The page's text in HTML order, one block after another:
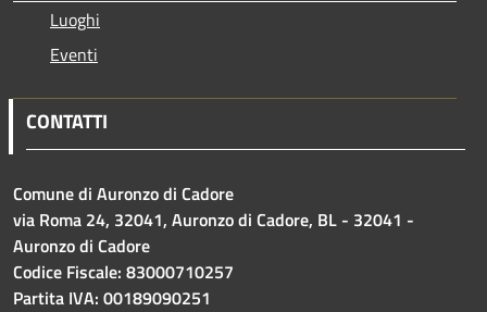
Luoghi
Eventi
CONTATTI
Comune di Auronzo di Cadore
via Roma 24, 32041, Auronzo di Cadore, BL - 32041 -
Auronzo di Cadore
Codice Fiscale: 83000710257
Partita IVA: 00189090251